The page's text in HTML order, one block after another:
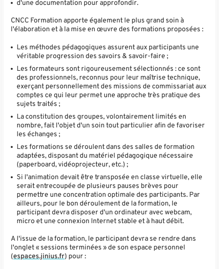
d'une documentation pour approfondir.
CNCC Formation apporte également le plus grand soin à
l'élaboration et à la mise en œuvre des formations proposées :
Les méthodes pédagogiques assurent aux participants une
véritable progression des savoirs & savoir-faire ;
Les formateurs sont rigoureusement sélectionnés : ce sont
des professionnels, reconnus pour leur maîtrise technique,
exerçant personnellement des missions de commissariat aux
comptes ce qui leur permet une approche très pratique des
sujets traités ;
La constitution des groupes, volontairement limités en
nombre, fait l'objet d'un soin tout particulier afin de favoriser
les échanges ;
Les formations se déroulent dans des salles de formation
adaptées, disposant du matériel pédagogique nécessaire
(paperboard, vidéoprojecteur, etc.) ;
Si l'animation devait être transposée en classe virtuelle, elle
serait entrecoupée de plusieurs pauses brèves pour
permettre une concentration optimale des participants. Par
ailleurs, pour le bon déroulement de la formation, le
participant devra disposer d'un ordinateur avec webcam,
micro et une connexion Internet stable et à haut débit.
A l'issue de la formation, le participant devra se rendre dans
l'onglet « sessions terminées » de son espace personnel
(espaces.jinius.fr) pour :